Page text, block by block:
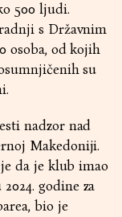
500 ljudi.
s Državnim
osoba, od kojih
su
nadzor nad
Makedoniji.
da je klub imao
godine za
bio je